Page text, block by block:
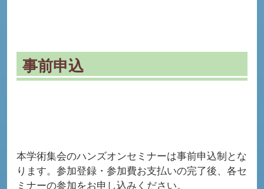
事前申込
本学術集会のハンズオンセミナーは事前申込制とな
ります。参加登録・参加費お支払いの完了後、各セ
ミナーの参加をお申し込みください。